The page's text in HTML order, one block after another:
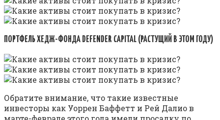
ПОРТФЕЛЬ ХЕДЖ-ФОНДА DEFENDER CAPITAL (РАСТУЩИЙ В ЭТОМ ГОДУ)
Обратите внимание, что такие известные
инвесторы как Уоррен Баффетт и Рей Далио в